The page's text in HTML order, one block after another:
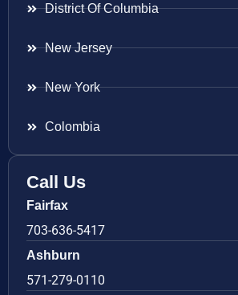
District Of Columbia
New Jersey
New York
Colombia
Call Us
Fairfax
703-636-5417
Ashburn
571-279-0110